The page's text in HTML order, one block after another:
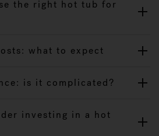
the right hot tub for
what to expect
is it complicated?
investing in a hot